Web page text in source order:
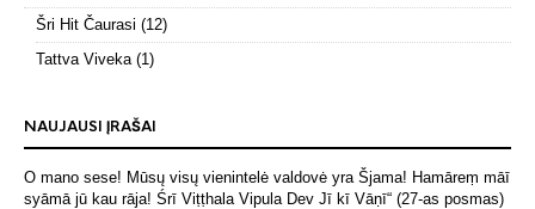
Šri Hit Čaurasi (12)
Tattva Viveka (1)
NAUJAUSI ĮRAŠAI
O mano sese! Mūsų visų vienintelė valdovė yra Šjama! Hamāreṃ māī
syāmā jū kau rāja! Śrī Viṭṭhala Vipula Dev Jī kī Vāṇī“ (27-as posmas)